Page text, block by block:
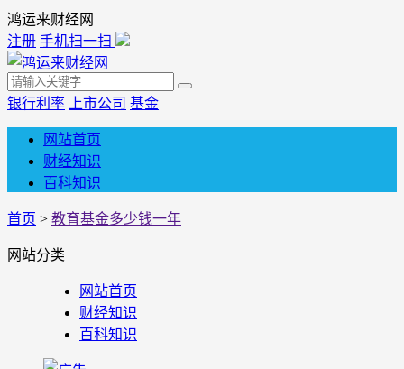
鸿运来财经网
注册 手机扫一扫
银行利率 上市公司 基金
网站首页
财经知识
百科知识
首页 > 教育基金多少钱一年
网站分类
网站首页
财经知识
百科知识